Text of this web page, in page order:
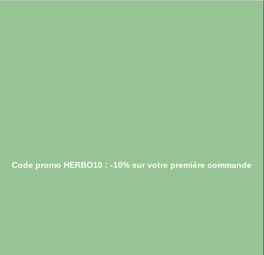
Code promo HERBO10 : -10% sur votre première commande